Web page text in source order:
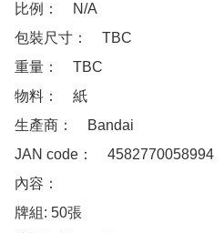
比例：　N/A
包裝尺寸：　TBC
重量：　TBC
物料：　紙
生產商：　Bandai
JAN code：　4582770058994
內容：
牌組: 50張